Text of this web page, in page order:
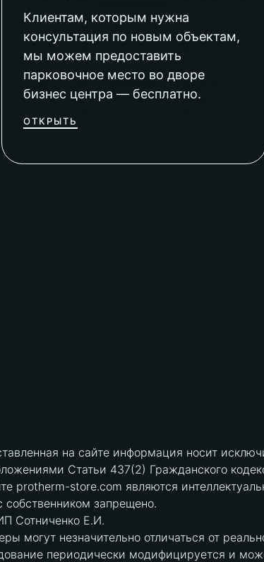
Клиентам, которым нужна
консультация по новым объектам,
мы можем предоставить
парковочное место во дворе
бизнес центра — бесплатно.
ОТКРЫТЬ
на сайте информация носит
Статьи 437(2) Гражданского
protherm-store.com являются
собственником запрещено.
Сотниченко Е.И.
могут незначительно отличаться от
периодически модифицируется и